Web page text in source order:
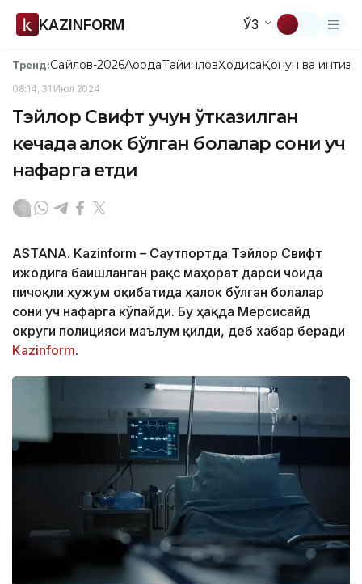
KAZINFORM ЎЗ
Тренд:Сайлов-2026АқордаТайинловҲодисаҚонун ва
08:14, 31 Июл 2024
Тэйлор Свифт учун ўтказилган
кечада ҳалок бўлган болалар сони уч
нафарга етди
ASTANA. Kazinform – Саутпортда Тэйлор Свифт
ижодига бағишланган рақс маҳорат дарси чоғида
пичоқли ҳужум оқибатида ҳалок бўлган болалар
сони уч нафарга кўпайди. Бу ҳақда Мерсисайд
округи полицияси маълум қилди, деб хабар беради
Kazinform.